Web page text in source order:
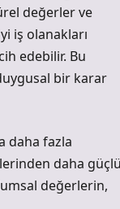
değerler ve
iş olanakları
edebilir. Bu
bir karar
daha fazla
daha
değerlerin,